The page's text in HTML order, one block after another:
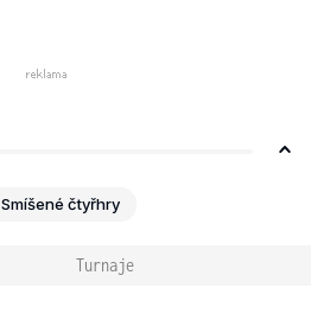
Smíšené čtyřhry
Turnaje